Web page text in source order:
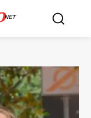
NET